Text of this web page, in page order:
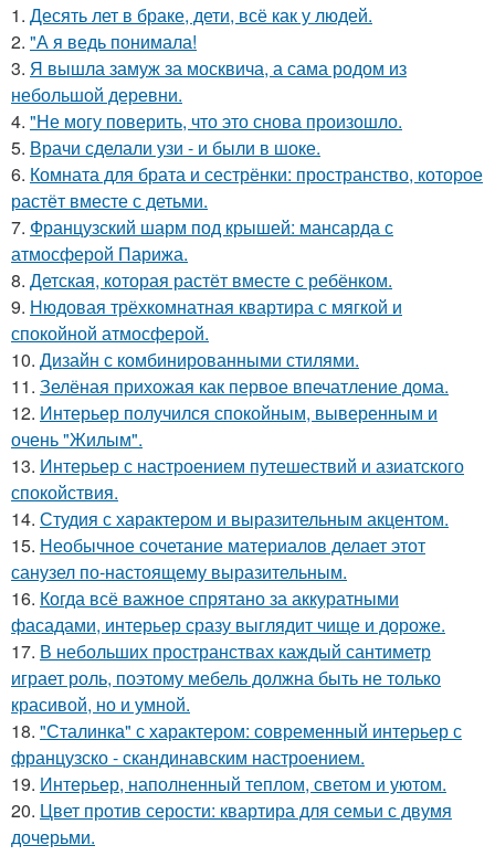
1. Десять лет в браке, дети, всё как у людей.
2. "А я ведь понимала!
3. Я вышла замуж за москвича, а сама родом из
небольшой деревни.
4. "Не могу поверить, что это снова произошло.
5. Врачи сделали узи - и были в шоке.
6. Комната для брата и сестрёнки: пространство, которое
растёт вместе с детьми.
7. Французский шарм под крышей: мансарда с
атмосферой Парижа.
8. Детская, которая растёт вместе с ребёнком.
9. Нюдовая трёхкомнатная квартира с мягкой и
спокойной атмосферой.
10. Дизайн с комбинированными стилями.
11. Зелёная прихожая как первое впечатление дома.
12. Интерьер получился спокойным, выверенным и
очень "Жилым".
13. Интерьер с настроением путешествий и азиатского
спокойствия.
14. Студия с характером и выразительным акцентом.
15. Необычное сочетание материалов делает этот
санузел по-настоящему выразительным.
16. Когда всё важное спрятано за аккуратными
фасадами, интерьер сразу выглядит чище и дороже.
17. В небольших пространствах каждый сантиметр
играет роль, поэтому мебель должна быть не только
красивой, но и умной.
18. "Сталинка" с характером: современный интерьер с
французско - скандинавским настроением.
19. Интерьер, наполненный теплом, светом и уютом.
20. Цвет против серости: квартира для семьи с двумя
дочерьми.